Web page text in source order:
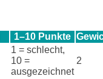
1–10 Punkte
1 = schlecht,
10 =
ausgezeichnet
2